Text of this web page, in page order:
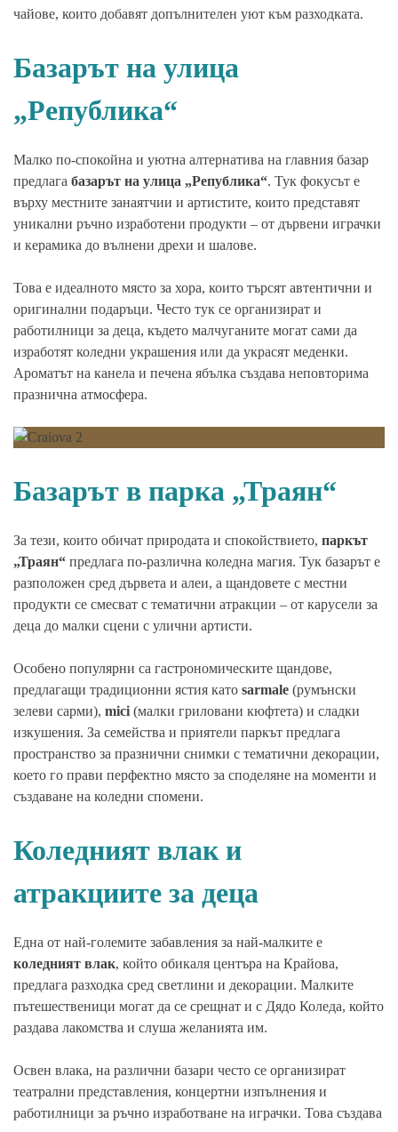
чайове, които добавят допълнителен уют към разходката.
Базарът на улица
„Република“
Малко по-спокойна и уютна алтернатива на главния базар
предлага базарът на улица „Република“. Тук фокусът е
върху местните занаятчии и артистите, които представят
уникални ръчно изработени продукти – от дървени играчки
и керамика до вълнени дрехи и шалове.
Това е идеалното място за хора, които търсят автентични и
оригинални подаръци. Често тук се организират и
работилници за деца, където малчуганите могат сами да
изработят коледни украшения или да украсят меденки.
Ароматът на канела и печена ябълка създава неповторима
празнична атмосфера.
Базарът в парка „Траян“
За тези, които обичат природата и спокойствието, паркът
„Траян“ предлага по-различна коледна магия. Тук базарът е
разположен сред дървета и алеи, а щандовете с местни
продукти се смесват с тематични атракции – от карусели за
деца до малки сцени с улични артисти.
Особено популярни са гастрономическите щандове,
предлагащи традиционни ястия като sarmale (румънски
зелеви сарми), mici (малки гриловани кюфтета) и сладки
изкушения. За семейства и приятели паркът предлага
пространство за празнични снимки с тематични декорации,
което го прави перфектно място за споделяне на моменти и
създаване на коледни спомени.
Коледният влак и
атракциите за деца
Една от най-големите забавления за най-малките е
коледният влак, който обикаля центъра на Крайова,
предлага разходка сред светлини и декорации. Малките
пътешественици могат да се срещнат и с Дядо Коледа, който
раздава лакомства и слуша желанията им.
Освен влака, на различни базари често се организират
театрални представления, концертни изпълнения и
работилници за ръчно изработване на играчки. Това създава